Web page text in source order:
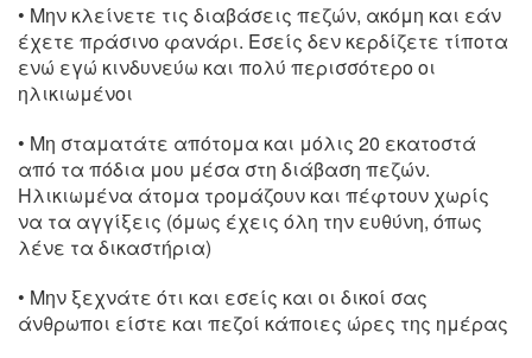
• Μην κλείνετε τις διαβάσεις πεζών, ακόμη και εάν
έχετε πράσινο φανάρι. Εσείς δεν κερδίζετε τίποτα
ενώ εγώ κινδυνεύω και πολύ περισσότερο οι
ηλικιωμένοι
• Μη σταματάτε απότομα και μόλις 20 εκατοστά
από τα πόδια μου μέσα στη διάβαση πεζών.
Ηλικιωμένα άτομα τρομάζουν και πέφτουν χωρίς
να τα αγγίξεις (όμως έχεις όλη την ευθύνη, όπως
λένε τα δικαστήρια)
• Μην ξεχνάτε ότι και εσείς και οι δικοί σας
άνθρωποι είστε και πεζοί κάποιες ώρες της ημέρας